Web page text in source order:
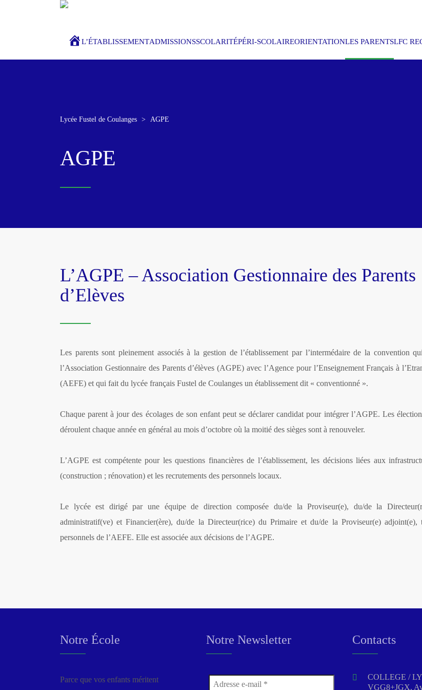
ACCUEIL
L’ÉTABLISSEMENTADMISSIONSSCOLARITÉPÉRI-SCOLAIREORIENTATIONLES PARENTSLFC
Lycée Fustel de Coulanges > AGPE
AGPE
L’AGPE – Association Gestionnaire des Parents
d’Elèves
Les parents sont pleinement associés à la gestion de l’établissement par l’intermédaire de la convention
l’Association Gestionnaire des Parents d’élèves (AGPE) avec l’Agence pour l’Enseignement Français à
(AEFE) et qui fait du lycée français Fustel de Coulanges un établissement dit « conventionné ».
Chaque parent à jour des écolages de son enfant peut se déclarer candidat pour intégrer l’AGPE. Les
déroulent chaque année en général au mois d’octobre où la moitié des sièges sont à renouveler.
L’AGPE est compétente pour les questions financières de l’établissement, les décisions liées aux
(construction ; rénovation) et les recrutements des personnels locaux.
Le lycée est dirigé par une équipe de direction composée du/de la Proviseur(e), du/de la
administratif(ve) et Financier(ère), du/de la Directeur(rice) du Primaire et du/de la Proviseur(e) adjoint(e),
personnels de l’AEFE. Elle est associée aux décisions de l’AGPE.
Notre École
Parce que vos enfants méritent
Notre Newsletter Contacts
COLLEGE /
VGG8+JGX,